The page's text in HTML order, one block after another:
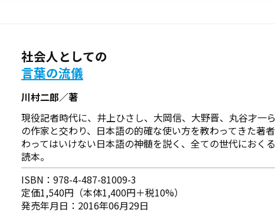
社会人としての
言葉の流儀
川村二郎／著
現役記者時代に、井上ひさし、大岡信、大野晋、丸谷才一
の作家と交わり、日本語の的確な使い方を教わってきた著
わってはいけない日本語の神髄を説く、全ての世代におく
読本。
ISBN：978-4-487-81009-3
定価1,540円（本体1,400円＋税10%）
発売年月日：2016年06月29日